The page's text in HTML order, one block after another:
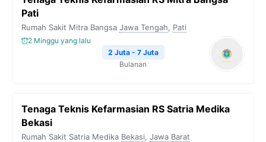
Pati
Rumah Sakit Mitra Bangsa Jawa Tengah, Pati
2 Minggu yang lalu
2 Juta - 7 Juta
Bulanan
Tenaga Teknis Kefarmasian RS Satria Medika
Bekasi
Rumah Sakit Satria Medika Bekasi, Jawa Barat